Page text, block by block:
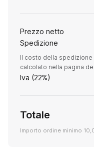
Prezzo netto
Spedizione
Il costo della spedizione
calcolato nella pagina
Iva (22%)
Totale
Importo ordine minimo